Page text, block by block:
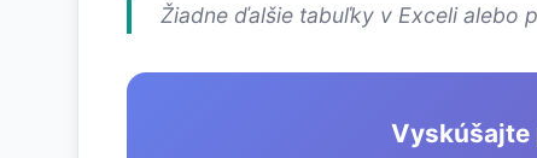
Žiadne ďalšie tabuľky v Exceli alebo
Vyskúšajte